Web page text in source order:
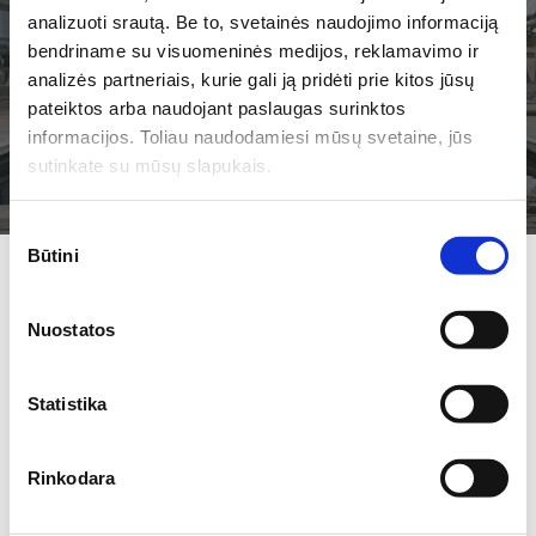
analizuoti srautą. Be to, svetainės naudojimo informaciją
bendriname su visuomeninės medijos, reklamavimo ir
analizės partneriais, kurie gali ją pridėti prie kitos jūsų
pateiktos arba naudojant paslaugas surinktos
informacijos. Toliau naudodamiesi mūsų svetaine, jūs
sutinkate su mūsų slapukais.
Sutikimo
pasirinkimas
Būtini
Nuostatos
Statistika
Rinkodara
Svarbi kelionės informacija!
Visiems būtini asmens dokumentai: LR piliečio pasas
arba asmens tapatybės kortelė.
Atsižvelgiant į objektyvias sąlygas, kelionių
organizatorius gali keisti suplanuotą kelionės programą
Muziejuose ir kituose mokamuose objektuose kelionės
organizatoriumi, į kelionės programą galima įtraukti
TURIME PARUOŠĘ
JUMS PASIŪLYMŲ!
Užsakyti